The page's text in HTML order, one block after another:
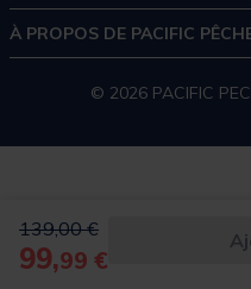
Price reduced from
139,00 €to
99,99 €
À PROPOS DE PACIFIC
© 2026 PACIFIC